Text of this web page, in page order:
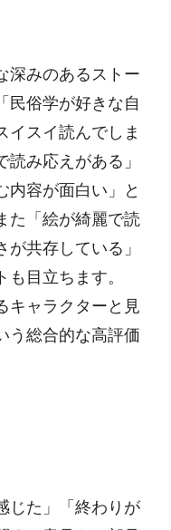
深みのあるストー
民俗学が好きな自
イスイ読んでしま
み応えがある」
内容が面白い」と
た「絵が綺麗で読
共存している」
目立ちます。
キャラクターと見
う総合的な高評価
じた」「終わりが